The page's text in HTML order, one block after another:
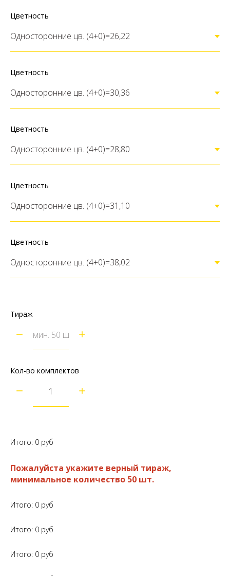
Цветность
Цветность
Цветность
Цветность
Цветность
Тираж
Кол-во комплектов
Итого: 0 руб
Пожалуйста укажите верный тираж,
минимальное количество 50 шт.
Итого: 0 руб
Итого: 0 руб
Итого: 0 руб